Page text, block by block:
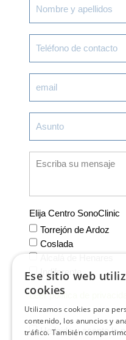
Elija Centro SonoClinic
Torrejón de Ardoz
Coslada
Indiferente
Leer política de
He leido y acepto la
Ese sitio web
cookies
Utilizamos cookies para
contenido, los anuncios y
tráfico. También